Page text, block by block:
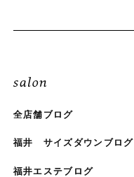
salon
全店舗ブログ
福井 サイズダウンブログ
福井エステブログ